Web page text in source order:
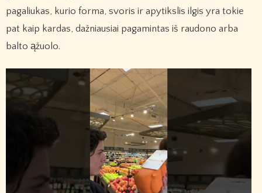
pagaliukas, kurio forma, svoris ir apytikslis ilgis yra tokie
pat kaip kardas, dažniausiai pagamintas iš raudono arba
balto ąžuolo.